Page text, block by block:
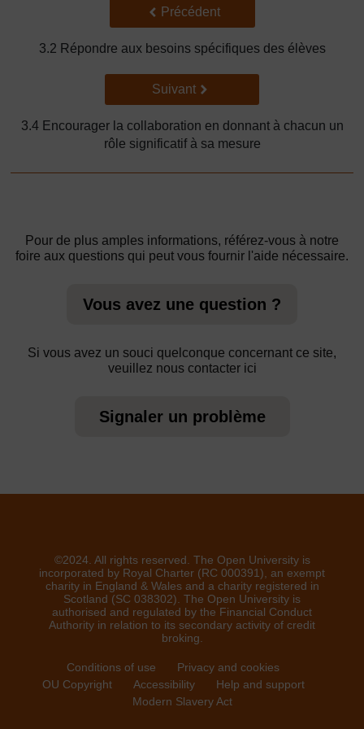
Précédent
Précédent
3.2 Répondre aux besoins spécifiques des élèves
Suivant
Suivant
3.4 Encourager la collaboration en donnant à chacun un
rôle significatif à sa mesure
Pour de plus amples informations, référez-vous à notre
foire aux questions qui peut vous fournir l'aide nécessaire.
Vous avez une question ?
Si vous avez un souci quelconque concernant ce site,
veuillez nous contacter ici
Signaler un problème
©2024. All rights reserved. The Open University is
incorporated by Royal Charter (RC 000391), an exempt
charity in England & Wales and a charity registered in
Scotland (SC 038302). The Open University is
authorised and regulated by the Financial Conduct
Authority in relation to its secondary activity of credit
broking.
Conditions of use
Privacy and cookies
OU Copyright
Accessibility
Help and support
Modern Slavery Act